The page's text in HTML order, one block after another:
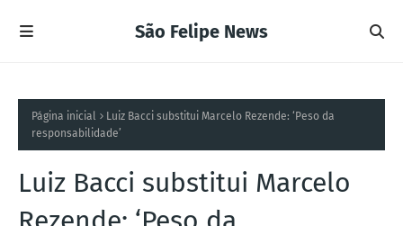
São Felipe News
Página inicial
Luiz Bacci substitui Marcelo Rezende: ‘Peso da
responsabilidade’
Luiz Bacci substitui Marcelo